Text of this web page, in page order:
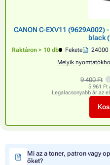
CANON C-EXV11 (9629A002)
black
Raktáron > 10 db Fekete 24000
Melyik
9 400 Ft
5 961 Ft
Legalacsonyabb ár az
Mi az a toner, patron vagy
őket?